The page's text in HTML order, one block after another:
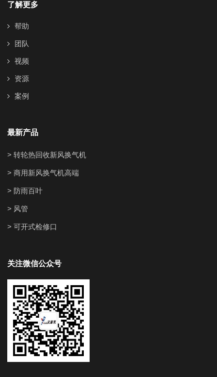
了解更多
帮助
团队
视频
资源
案例
最新产品
> 转轮热回收新风换气机
> 商用新风换气机高端
> 防雨百叶
> 风管
> 可开式检修口
关注微信公众号